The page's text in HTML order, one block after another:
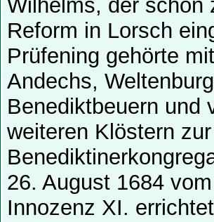
Wilhelms, der schon
Reform in Lorsch
Prüfening gehörte
Andechs,
Benediktbeuern und
weiteren Klöstern
26. August 1684
Innozenz XI.